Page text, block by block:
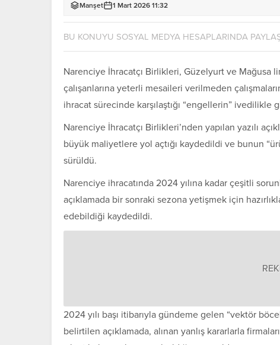
Manşet 1 Mart 2026 11:32
BU KONUYU SOSYAL MEDYA HESAPLARINDA
Narenciye İhracatçı Birlikleri, Güzelyurt ve Mağusa
çalışanlarına yeterli mesaileri verilmeden
ihracat sürecinde karşılaştığı “engellerin”
Narenciye İhracatçı Birlikleri’nden yapılan yazılı
büyük maliyetlere yol açtığı kaydedildi ve bunun
sürüldü.
Narenciye ihracatında 2024 yılına kadar çeşitli
açıklamada bir sonraki sezona yetişmek için
edebildiği kaydedildi.
2024 yılı başı itibarıyla gündeme gelen “vektör
belirtilen açıklamada, alınan yanlış kararlarla